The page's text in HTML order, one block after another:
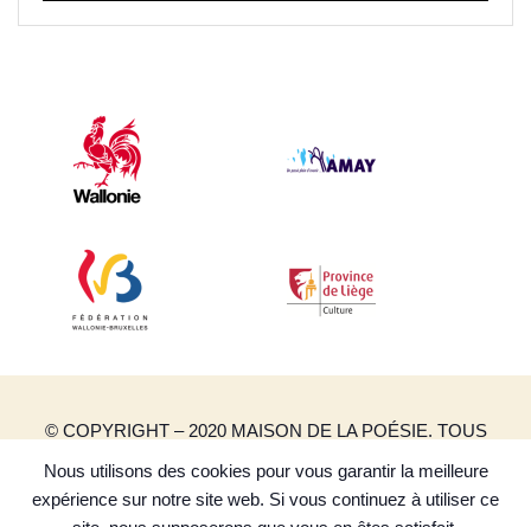
© COPYRIGHT – 2020 MAISON DE LA POÉSIE. TOUS
CRÉATION DE SITES INTERNET | PRODUWEB
Nous utilisons des cookies pour vous garantir la meilleure
expérience sur notre site web. Si vous continuez à utiliser ce